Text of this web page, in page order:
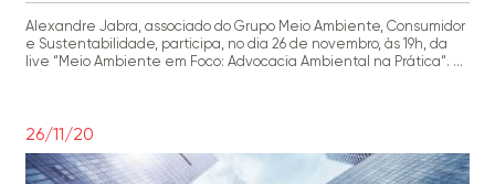
Alexandre Jabra, associado do Grupo Meio Ambiente, Consumidor
e Sustentabilidade, participa, no dia 26 de novembro, às 19h, da
live “Meio Ambiente em Foco: Advocacia Ambiental na Prática“. O
26/11/20